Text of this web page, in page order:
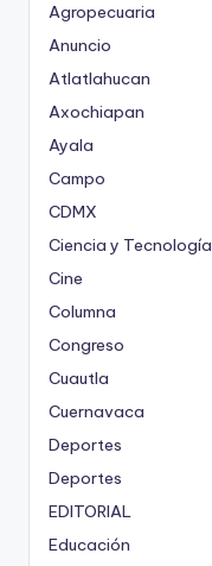
Agropecuaria
Anuncio
Atlatlahucan
Axochiapan
Ayala
Campo
CDMX
Ciencia y Tecnología
Cine
Columna
Congreso
Cuautla
Cuernavaca
Deportes
Deportes
EDITORIAL
Educación